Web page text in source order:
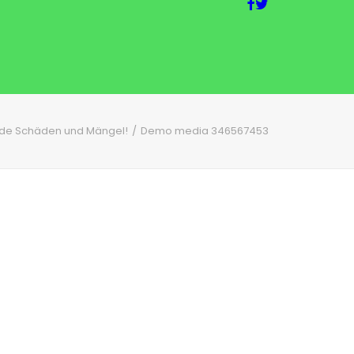
Schäden und Mängel! Demo media 346567453